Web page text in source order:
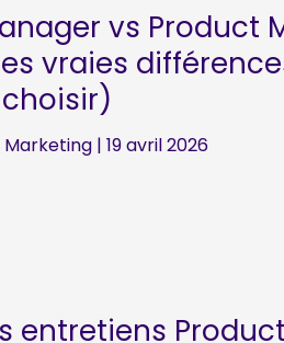
vs Product
vraies
| 19 avril 2026
entretiens